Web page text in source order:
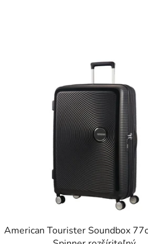
American Tourister Soundbox